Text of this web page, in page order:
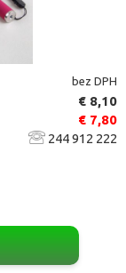
bez DPH
€ 8,10
€ 7,80
244 912 222